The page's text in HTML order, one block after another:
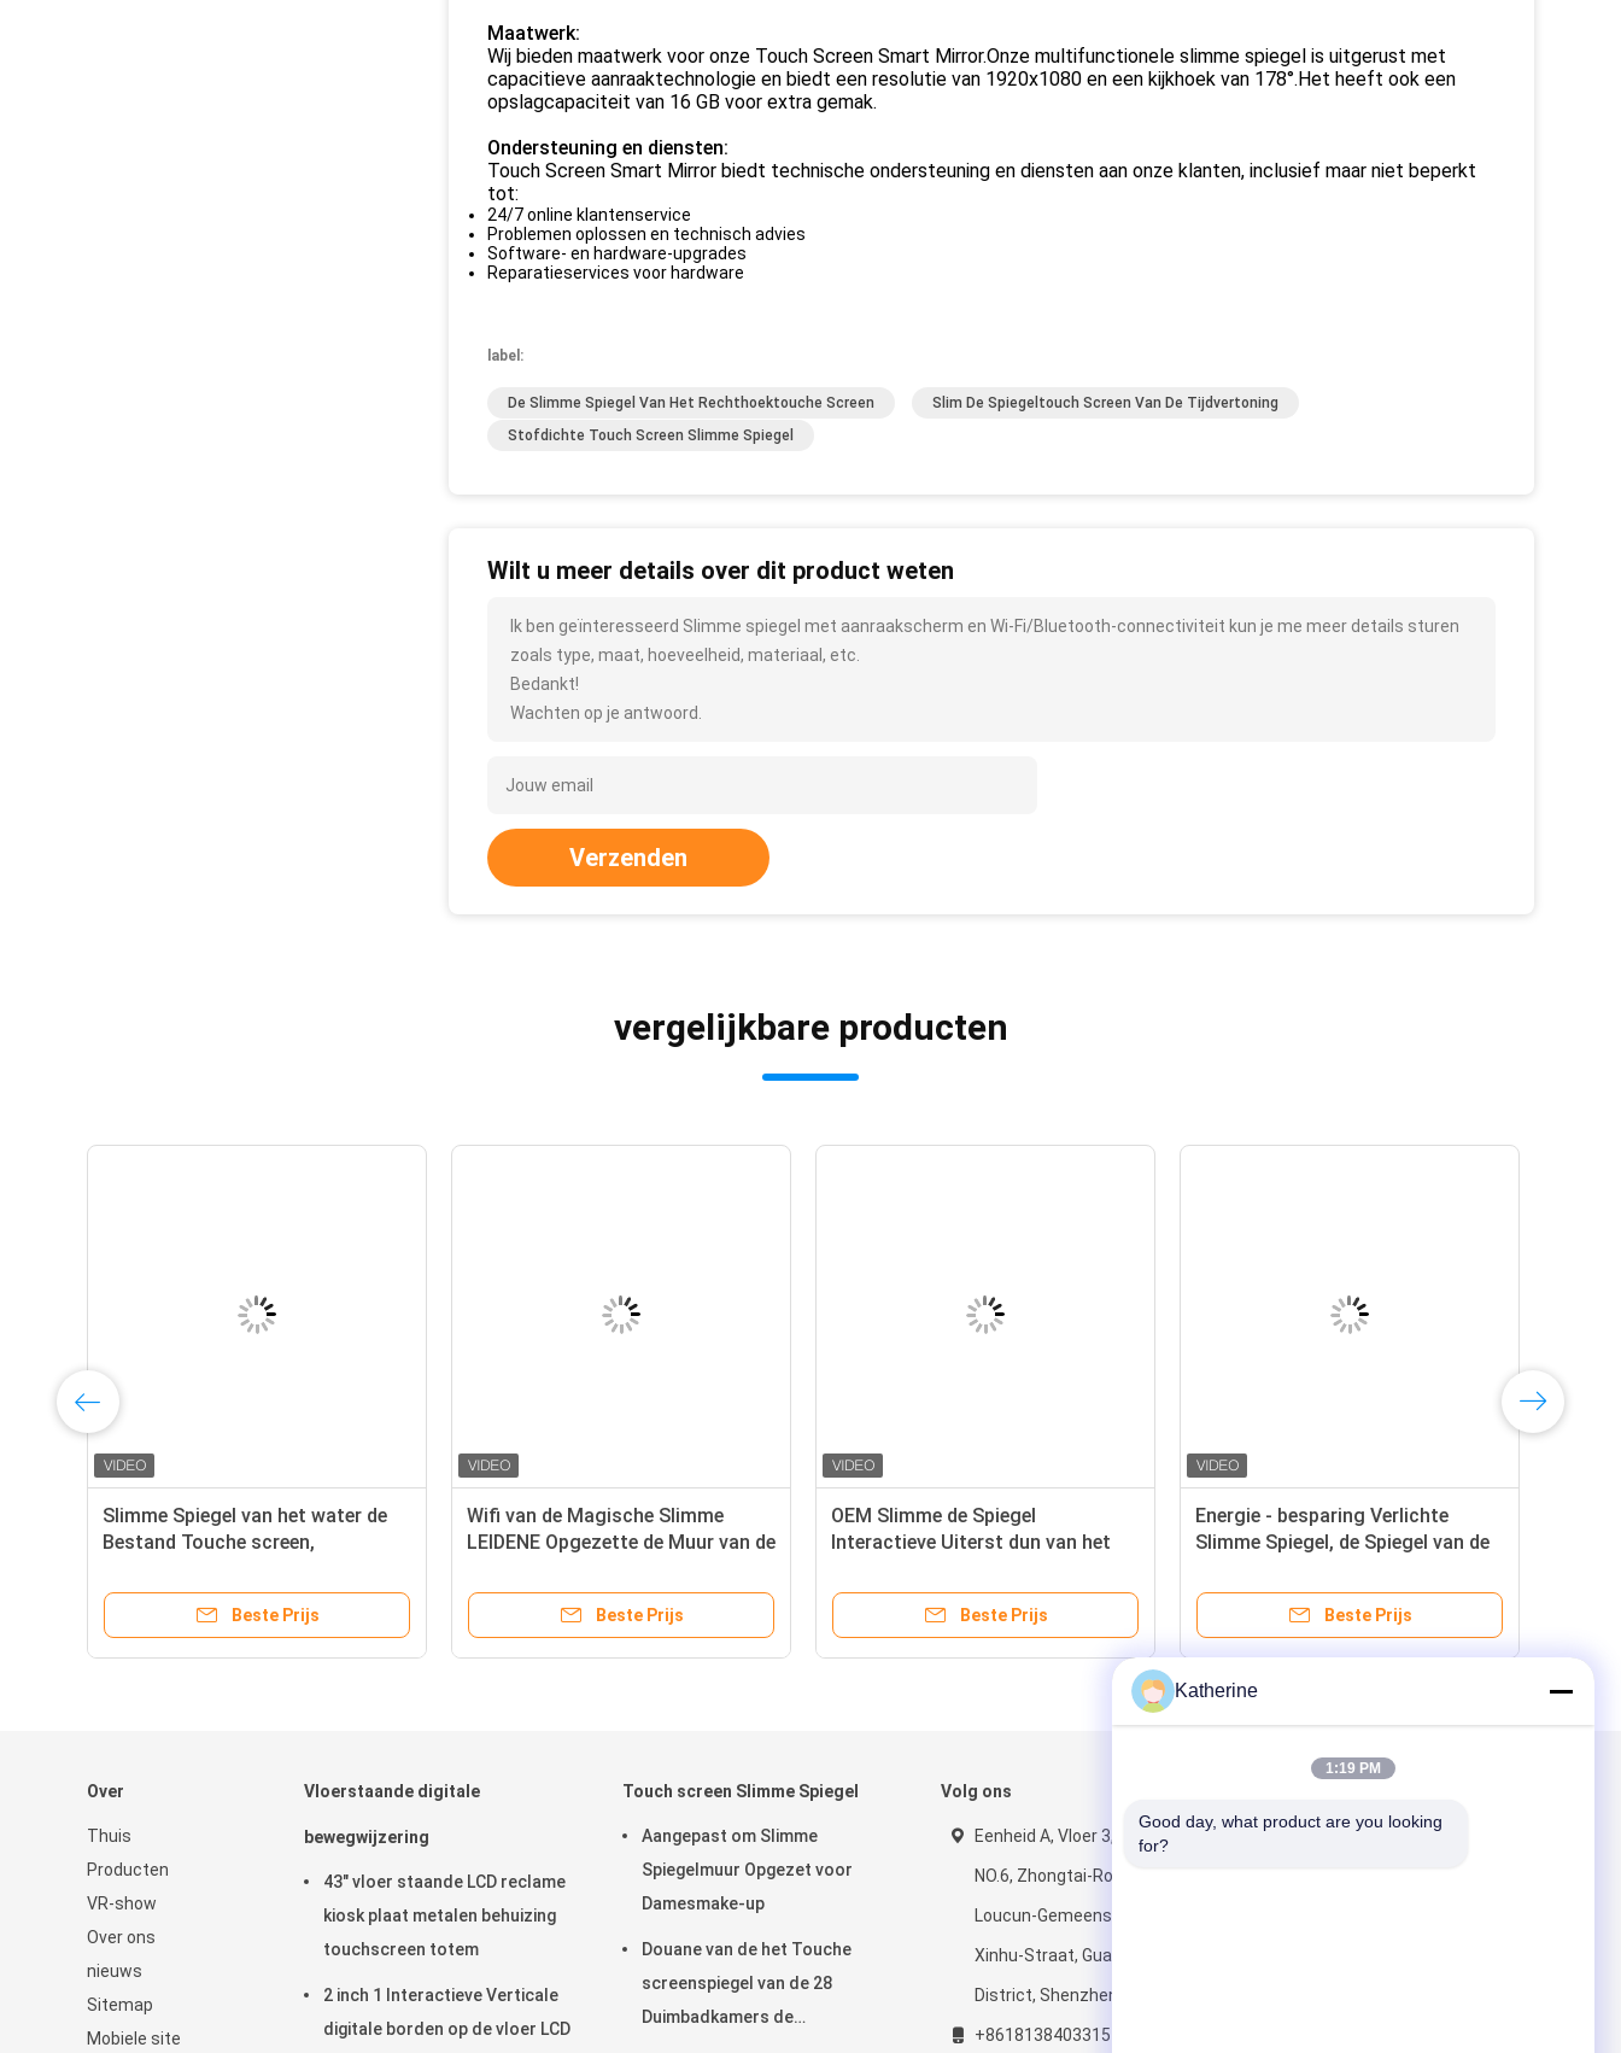
Maatwerk:
Wij bieden maatwerk voor onze Touch Screen Smart Mirror.Onze multifunctionele slimme spiegel is uitgerust met
capacitieve aanraaktechnologie en biedt een resolutie van 1920x1080 en een kijkhoek van 178°.Het heeft ook een
opslagcapaciteit van 16 GB voor extra gemak.
Ondersteuning en diensten:
Touch Screen Smart Mirror biedt technische ondersteuning en diensten aan onze klanten, inclusief maar niet beperkt
tot:
24/7 online klantenservice
Problemen oplossen en technisch advies
Software- en hardware-upgrades
Reparatieservices voor hardware
label:
De Slimme Spiegel Van Het Rechthoektouche Screen
Slim De Spiegeltouch Screen Van De Tijdvertoning
Stofdichte Touch Screen Slimme Spiegel
Wilt u meer details over dit product weten
Ik ben geïnteresseerd Slimme spiegel met aanraakscherm en Wi-Fi/Bluetooth-connectiviteit kun je me meer details sturen
zoals type, maat, hoeveelheid, materiaal, etc.
Bedankt!
Wachten op je antwoord.
Verzenden
vergelijkbare producten
Slimme Spiegel van het water de
Bestand Touche screen,
met LEIDENE Verlichting
Beste Prijs
Wifi van de Magische Slimme
LEIDENE Opgezette de Muur van de
Badkamersspiegel
Beste Prijs
OEM Slimme de Spiegel
Interactieve Uiterst dun van het
Beste Prijs
Energie - besparing Verlichte
Slimme Spiegel, de Spiegel van de
Lichten
Beste Prijs
Over
Thuis
Producten
VR-show
Over ons
nieuws
Sitemap
Mobiele site
Vloerstaande digitale
bewegwijzering
43" vloer staande LCD reclame
kiosk plaat metalen behuizing
touchscreen totem
2 inch 1 Interactieve Verticale
digitale borden op de vloer LCD
Touch screen Slimme Spiegel
Aangepast om Slimme
Spiegelmuur Opgezet voor
Damesmake-up
Douane van de het Touche
screenspiegel van de 28
Duimbadkamers de
Volg ons
Eenheid A, Vloer 3, Builing F,
NO.6, Zhongtai-Road,
Loucun-Gemeenschap,
Xinhu-Straat, Guangming-
District, Shenzhen, China
+8618138403315
Katherine
1:19 PM
Good day, what product are you looking
for?